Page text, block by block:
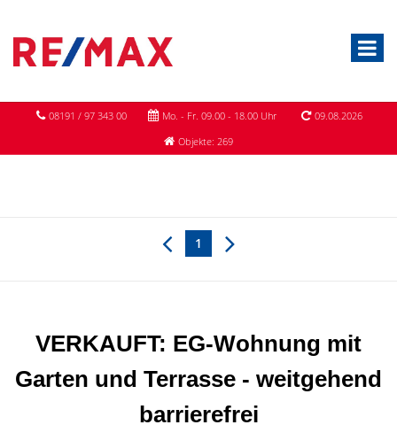
08191 / 97 343 00 Mo. - Fr. 09.00 - 18.00 Uhr
09.08.2026
Objekte: 269
1
VERKAUFT: EG-Wohnung mit
Garten und Terrasse - weitgehend
barrierefrei